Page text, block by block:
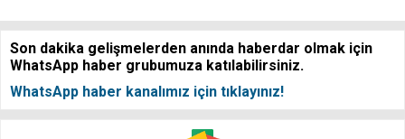
Son dakika gelişmelerden anında haberdar olmak için
WhatsApp haber grubumuza katılabilirsiniz.
WhatsApp haber kanalımız için tıklayınız!